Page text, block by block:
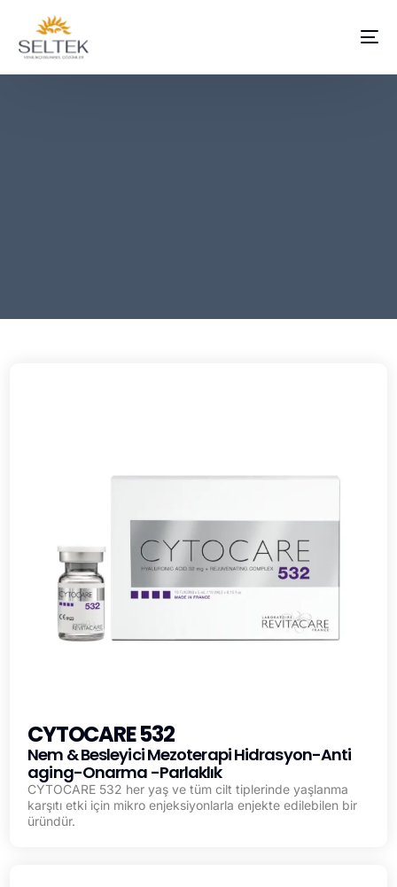
CYTOCARE 532
Nem & Besleyici Mezoterapi Hidrasyon-Anti
aging-Onarma -Parlaklık
CYTOCARE 532 her yaş ve tüm cilt tiplerinde yaşlanma
karşıtı etki için mikro enjeksiyonlarla enjekte edilebilen bir
üründür.